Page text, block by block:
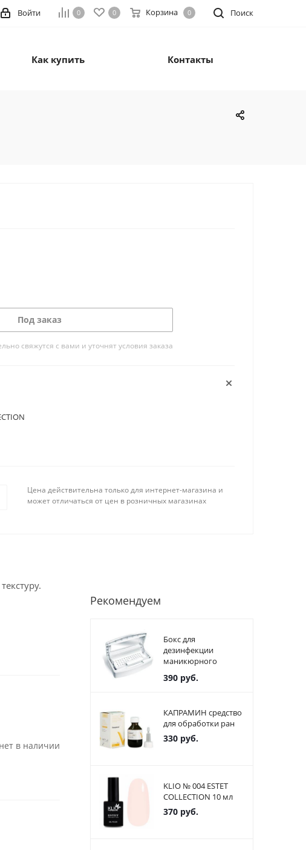
Поиск
0 0 Корзина 0
Войти
Как купить Контакты
Под заказ
свяжутся с вами и уточнят условия заказа
Цена действительна только для интернет-магазина и
может отличаться от цен в розничных магазинах
Нет в наличии
Рекомендуем
Бокс для
дезинфекции
маникюрного
инструмента
пластиковый
390 руб.
КАПРАМИН средство
для обработки ран
330 руб.
KLIO № 004 ESTET
COLLECTION 10 мл
370 руб.